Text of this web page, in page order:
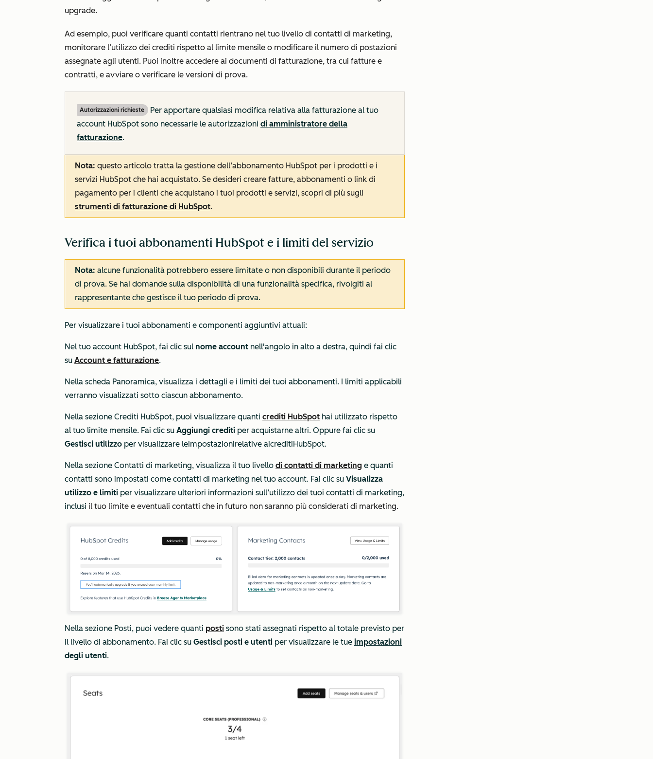
upgrade.
Ad esempio, puoi verificare quanti contatti rientrano nel tuo livello di contatti di marketing,
monitorare l’utilizzo dei crediti rispetto al limite mensile o modificare il numero di postazioni
assegnate agli utenti. Puoi inoltre accedere ai documenti di fatturazione, tra cui fatture e
contratti, e avviare o verificare le versioni di prova.
Autorizzazioni richieste
Per apportare qualsiasi modifica relativa alla fatturazione al tuo
account HubSpot sono necessarie le autorizzazioni di amministratore della
fatturazione.
Nota: questo articolo tratta la gestione dell’abbonamento HubSpot per i prodotti e i
servizi HubSpot che hai acquistato. Se desideri creare fatture, abbonamenti o link di
pagamento per i clienti che acquistano i tuoi prodotti e servizi, scopri di più sugli
strumenti di fatturazione di HubSpot.
Verifica i tuoi abbonamenti HubSpot e i limiti del servizio
Nota: alcune funzionalità potrebbero essere limitate o non disponibili durante il periodo
di prova. Se hai domande sulla disponibilità di una funzionalità specifica, rivolgiti al
rappresentante che gestisce il tuo periodo di prova.
Per visualizzare i tuoi abbonamenti e componenti aggiuntivi attuali:
Nel tuo account HubSpot, fai clic sul nome account nell'angolo in alto a destra, quindi fai clic
su Account e fatturazione.
Nella scheda Panoramica, visualizza i dettagli e i limiti dei tuoi abbonamenti. I limiti applicabili
verranno visualizzati sotto ciascun abbonamento.
Nella sezione Crediti HubSpot, puoi visualizzare quanti crediti HubSpot hai utilizzato rispetto
al tuo limite mensile. Fai clic su Aggiungi crediti per acquistarne altri. Oppure fai clic su
Gestisci utilizzo per visualizzare leimpostazionirelative aicreditiHubSpot.
Nella sezione Contatti di marketing, visualizza il tuo livello di contatti di marketing e quanti
contatti sono impostati come contatti di marketing nel tuo account. Fai clic su Visualizza
utilizzo e limiti per visualizzare ulteriori informazioni sull’utilizzo dei tuoi contatti di marketing,
inclusi il tuo limite e eventuali contatti che in futuro non saranno più considerati di marketing.
Nella sezione Posti, puoi vedere quanti posti sono stati assegnati rispetto al totale previsto per
il livello di abbonamento. Fai clic su Gestisci posti e utenti per visualizzare le tue impostazioni
degli utenti.